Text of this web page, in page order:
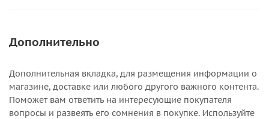
Дополнительно
Дополнительная вкладка, для размещения информации о
магазине, доставке или любого другого важного контента.
Поможет вам ответить на интересующие покупателя
вопросы и развеять его сомнения в покупке. Используйте